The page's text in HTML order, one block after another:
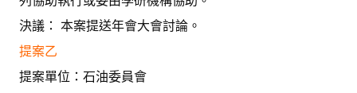
決議： 本案提送年會大會討論。
提案乙
提案單位：石油委員會